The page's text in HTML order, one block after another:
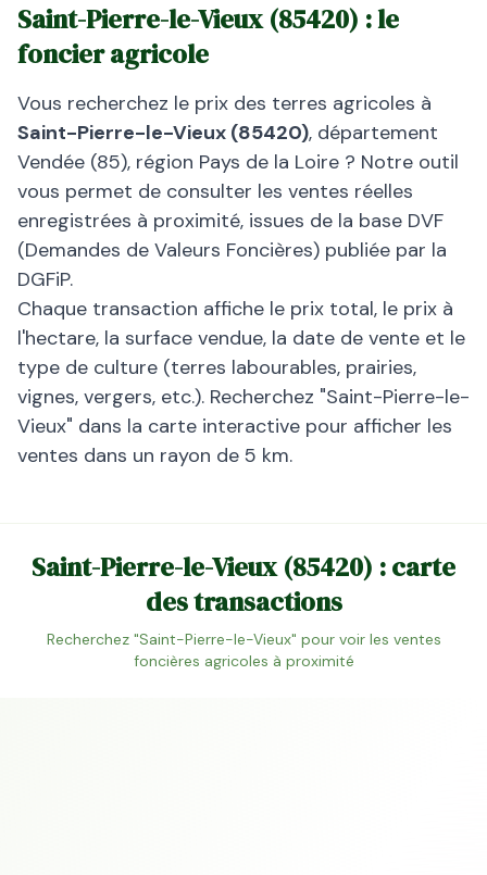
Saint-Pierre-le-Vieux(85420) : le
foncier agricole
Vous recherchez le prix des terres agricoles à
Saint-Pierre-le-Vieux (85420), département
Vendée (85), région Pays de la Loire ? Notre outil
vous permet de consulter les ventes réelles
enregistrées à proximité, issues de la base DVF
(Demandes de Valeurs Foncières) publiée par la
DGFiP.
Chaque transaction affiche le prix total, le prix à
l'hectare, la surface vendue, la date de vente et le
type de culture (terres labourables, prairies,
vignes, vergers, etc.). Recherchez "Saint-Pierre-le-
Vieux" dans la carte interactive pour afficher les
ventes dans un rayon de 5 km.
Saint-Pierre-le-Vieux(85420) : carte
des transactions
Recherchez "Saint-Pierre-le-Vieux" pour voir les ventes
foncières agricoles à proximité